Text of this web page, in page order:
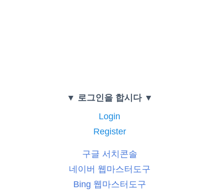
▼ 로그인을 합시다 ▼
Login
Register
구글 서치콘솔
네이버 웹마스터도구
Bing 웹마스터도구